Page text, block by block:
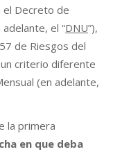
el Decreto de
el “DNU”),
de Riesgos del
un criterio diferente
(en adelante,
la primera
en que deba